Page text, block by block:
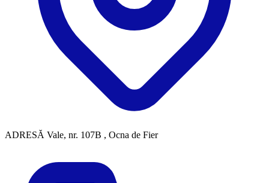
ADRESĂ Vale, nr. 107B , Ocna de Fier